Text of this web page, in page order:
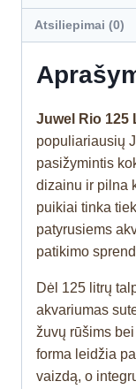
Atsiliepimai (0)
Juwel Rio 125
populiariausių
pasižymintis
dizainu ir pilna
puikiai tinka
patyrusiems
patikimo
Dėl 125 litrų
akvariumas
žuvų rūšims
forma leidžia
vaizdą, o